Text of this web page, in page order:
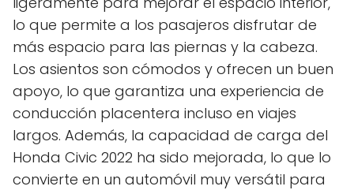
lo que permite a los pasajeros disfrutar de
más espacio para las piernas y la cabeza.
Los asientos son cómodos y ofrecen un buen
apoyo, lo que garantiza una experiencia de
conducción placentera incluso en viajes
largos. Además, la capacidad de carga del
Honda Civic 2022 ha sido mejorada, lo que lo
convierte en un automóvil muy versátil para